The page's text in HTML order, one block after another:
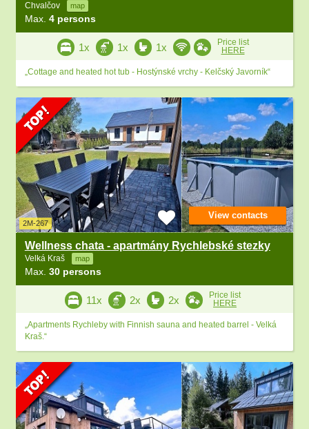
Chvalčov map
Max. 4 persons
1x 1x 1x
Price list
HERE
„Cottage and heated hot tub - Hostýnské vrchy - Kelčský Javorník“
2M-267
Wellness chata - apartmány Rychlebské stezky
Velká Kraš map
Max. 30 persons
View contacts
11x 2x 2x
Price list
HERE
„Apartments Rychleby with Finnish sauna and heated barrel - Velká
Kraš.“